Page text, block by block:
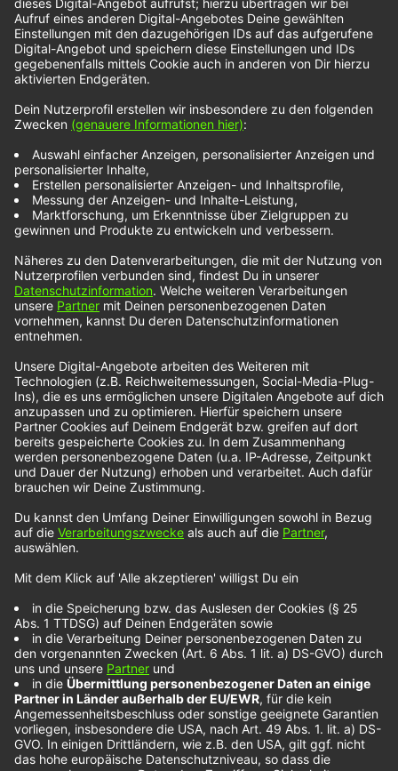
Neugierig machen die Indie-Klänge von Glimmer
Of Blooms‘ Song„Free“. Ganz gelassen und
unaufgeregt singt der Singer-Songwriter aus
bezeichnet sich selbst als Multi-Instrumentalist.
eintönig. Der monotone Takt durch die Gitarren
und das Schlagzeug schafft zwar eine gewisse
Spannung und Hoffnung auf mehr Action im Song,
aber es bleibt bei einer angenehmen Begleitung
und einem ruhigen Titel. Für alle Fans von
angenehmer Indie-Begleitung, wird der Song
„Free“ ein guter Kandidat für die Playlist sein. Für
uns bei NOXX ist er es schon jetzt.
Noch mehr NOXX Künstler entdeckst du unter
diesem Link.
Wir benötigen Ihre Zustimmung, um
den YouTube Video-Service zu
laden!
Wir verwenden einen Service eines
Drittanbieters, um Videoinhalte einzubetten.
Dieser Service kann Daten zu Ihren Aktivitäten
sammeln. Bitte lesen Sie die Details durch und
stimmen Sie der Nutzung des Service zu, um
dieses Video anzusehen.
Mehr Informationen
Akzeptieren
powered byUsercentrics Consent Management